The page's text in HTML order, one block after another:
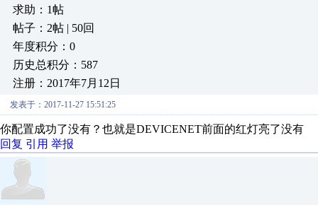
求助：1帖
帖子：2帖 | 50回
年度积分：0
历史总积分：587
注册：2017年7月12日
发表于：2017-11-27 15:51:25
你配置成功了没有？也就是DEVICENET前面的红灯亮了没有
回复 引用 举报